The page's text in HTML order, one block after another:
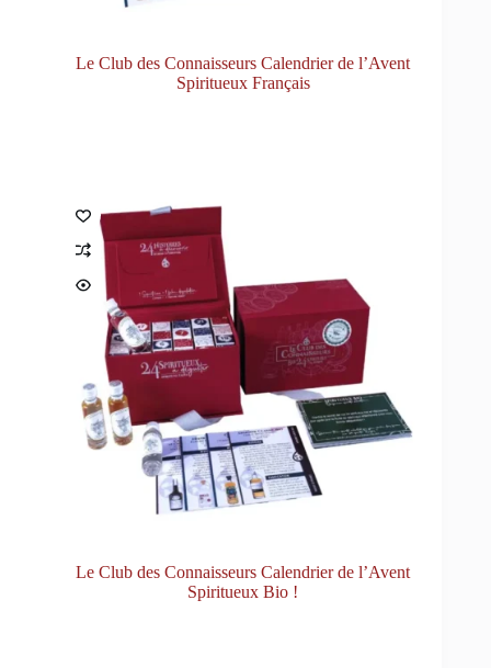
Le Club des Connaisseurs Calendrier de l’Avent
Spiritueux Français
Le Club des Connaisseurs Calendrier de l’Avent
Spiritueux Bio !